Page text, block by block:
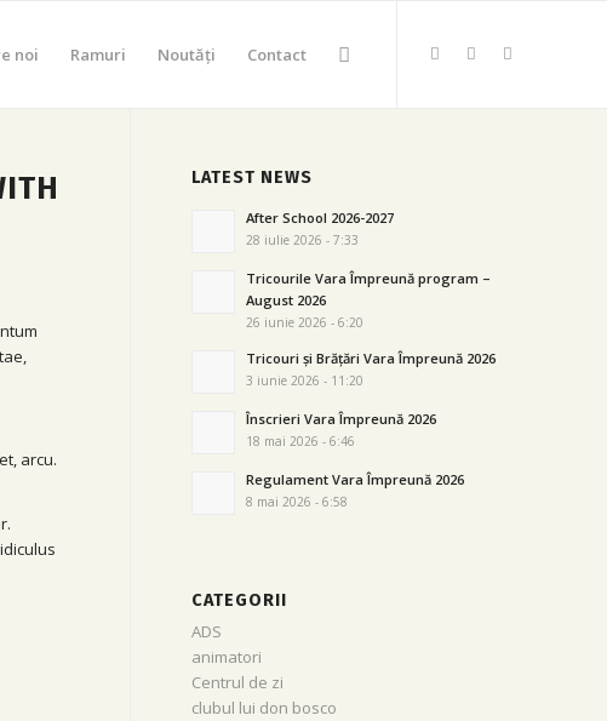
noi Ramuri Noutăți Contact
arcu.
LATEST NEWS
After School 2026-2027
28 iulie 2026 - 7:33
Tricourile Vara Împreună program –
August 2026
26 iunie 2026 - 6:20
Tricouri și Brățări Vara Împreună 2026
3 iunie 2026 - 11:20
Înscrieri Vara Împreună 2026
18 mai 2026 - 6:46
Regulament Vara Împreună 2026
8 mai 2026 - 6:58
CATEGORII
ADS
animatori
Centrul de zi
clubul lui don bosco